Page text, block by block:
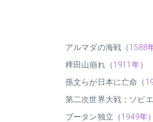
アルマダの海戦（1588
稗田山崩れ（1911年）
孫文らが日本に亡命（
第二次世界大戦：ソビ
ブータン独立（1949年）